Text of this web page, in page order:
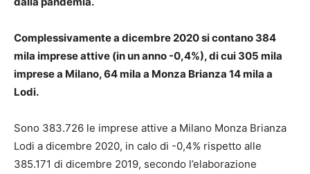
Complessivamente a dicembre 2020 si contano 384
mila imprese attive (in un anno -0,4%), di cui 305 mila
imprese a Milano, 64 mila a Monza Brianza 14 mila a
Lodi.
Sono 383.726 le imprese attive a Milano Monza Brianza
Lodi a dicembre 2020, in calo di -0,4% rispetto alle
385.171 di dicembre 2019, secondo l’elaborazione